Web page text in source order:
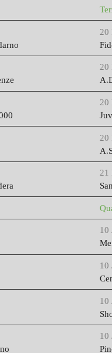
20
20
20
20
21
10
10
10
10
2000